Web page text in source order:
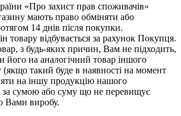
«Про захист прав споживачів»
мають право обміняти або
14 днів після покупки.
товару відбувається за рахунок Покупця.
з будь-яких причин, Вам не підходить,
на аналогічний товар іншого
(якщо такий буде в наявності на момент
на іншу продукцію нашого
за сумою або суму що не перевищує
Вами виробу.